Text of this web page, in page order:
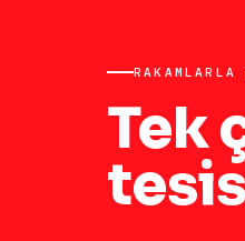
RAKAMLARLA
Tek
tesis